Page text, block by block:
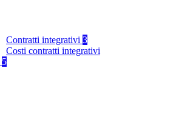
Contratti integrativi 3
Costi contratti integrativi
5